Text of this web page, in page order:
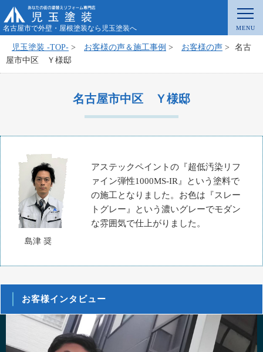
名古屋市で外壁・屋根塗装なら児玉塗装へ
児玉塗装 -TOP- > お客様の声＆施工事例 > お客様の声 >
名古
屋市中区 Ｙ様邸
名古屋市中区 Ｙ様邸
島津 奨
アステックペイントの『超低汚染リフ
ァイン弾性1000MS-IR』という塗料で
の施工となりました。お色は『スレー
トグレー』という濃いグレーでモダン
な雰囲気で仕上がりました。
お客様インタビュー